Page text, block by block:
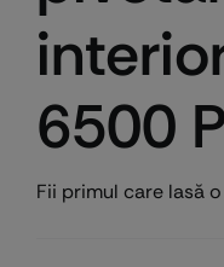
6500
Fii primul care lasă